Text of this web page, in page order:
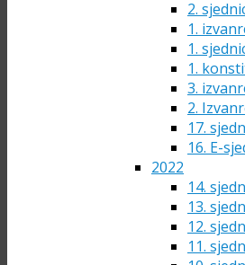
2.
1.
1.
1.
3.
2.
17.
16. E-
2022
14.
13.
12.
11.